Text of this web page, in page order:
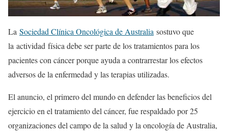
La Sociedad Clínica Oncológica de Australia sostuvo que
la actividad física debe ser parte de los tratamientos para los
pacientes con cáncer porque ayuda a contrarrestar los efectos
adversos de la enfermedad y las terapias utilizadas.
El anuncio, el primero del mundo en defender las beneficios del
ejercicio en el tratamiento del cáncer, fue respaldado por 25
organizaciones del campo de la salud y la oncología de Australia,